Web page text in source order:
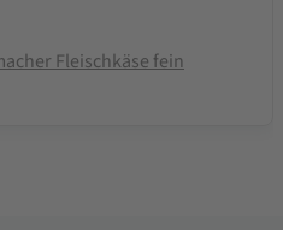
Fleischkäse fein